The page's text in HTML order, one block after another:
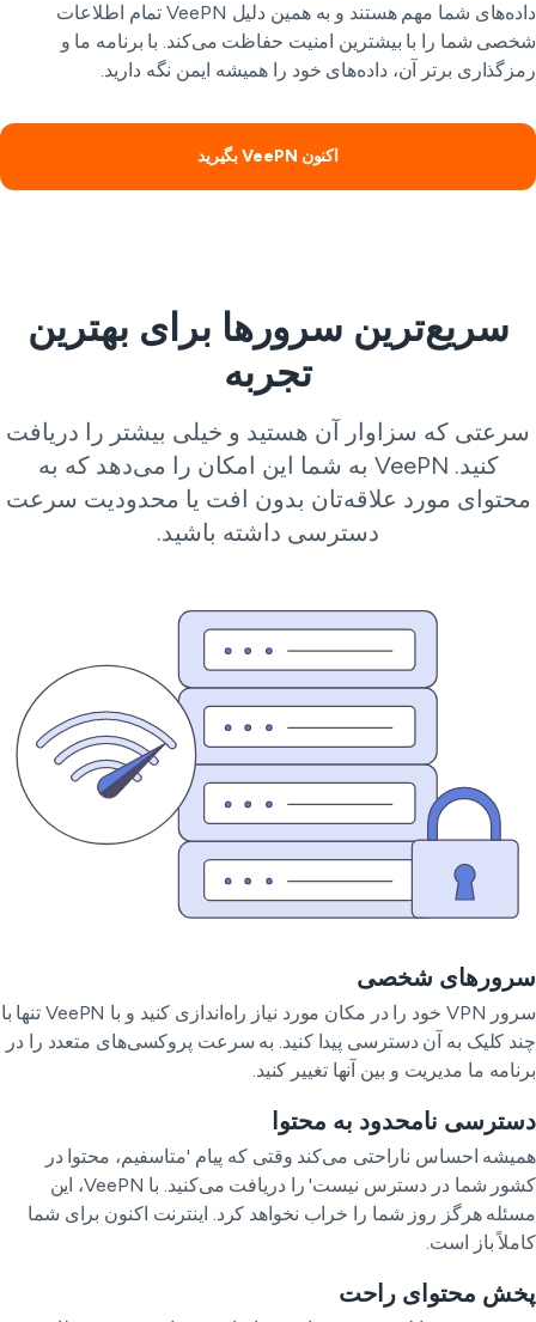
داده‌های شما مهم هستند و به همین دلیل VeePN تمام اطلاعات
شما را با بیشترین امنیت حفاظت می‌کند. با برنامه ما و
برتر آن، داده‌های خود را همیشه ایمن نگه دارید.
اکنون VeePN بگیرید
سریع‌ترین سرورها برای بهترین
تجربه
که سزاوار آن هستید و خیلی بیشتر را دریافت
کنید. VeePN به شما این امکان را می‌دهد که به
مورد علاقه‌تان بدون افت یا محدودیت سرعت
دسترسی داشته باشید.
شخصی
سرور VPN خود را در مکان مورد نیاز راه‌اندازی کنید و با VeePN تنها با
کلیک به آن دسترسی پیدا کنید. به سرعت پروکسی‌های متعدد را در
ما مدیریت و بین آنها تغییر کنید.
نامحدود به محتوا
احساس ناراحتی می‌کند وقتی که پیام 'متاسفیم، محتوا در
کشور شما در دسترس نیست' را دریافت می‌کنید. با VeePN، این
هرگز روز شما را خراب نخواهد کرد. اینترنت اکنون برای شما
باز است.
محتوای راحت